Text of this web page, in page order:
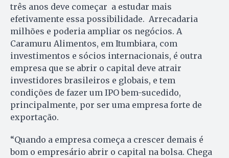
três anos deve começar a estudar mais
efetivamente essa possibilidade. Arrecadaria
milhões e poderia ampliar os negócios. A
Caramuru Alimentos, em Itumbiara, com
investimentos e sócios internacionais, é outra
empresa que se abrir o capital deve atrair
investidores brasileiros e globais, e tem
condições de fazer um IPO bem-sucedido,
principalmente, por ser uma empresa forte de
exportação.
“Quando a empresa começa a crescer demais é
bom o empresário abrir o capital na bolsa. Chega